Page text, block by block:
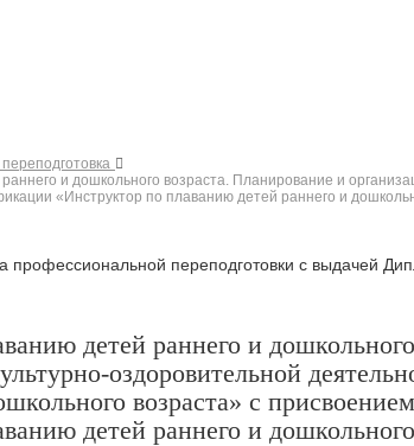
и дошкольного возраста. Планирование и
«Инструктор по плаванию детей раннего и
профессиональной переподготовки с выдачей
детей раннего и
оздоровительной
возраста» с
детей раннего и